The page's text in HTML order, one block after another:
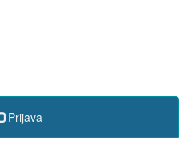
Prijava